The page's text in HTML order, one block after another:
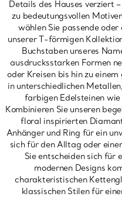
Details des Hauses verziert
zu bedeutungsvollen
wählen Sie passende
unserer T-förmigen
Buchstaben unseres
ausdrucksstarken Formen
oder Kreisen bis hin zu
in unterschiedlichen
farbigen Edelsteinen
Kombinieren Sie unseren
floral inspirierten
Anhänger und Ring für ein
sich für den Alltag oder
Sie entscheiden sich für
modernen Designs
charakteristischen
klassischen Stilen für